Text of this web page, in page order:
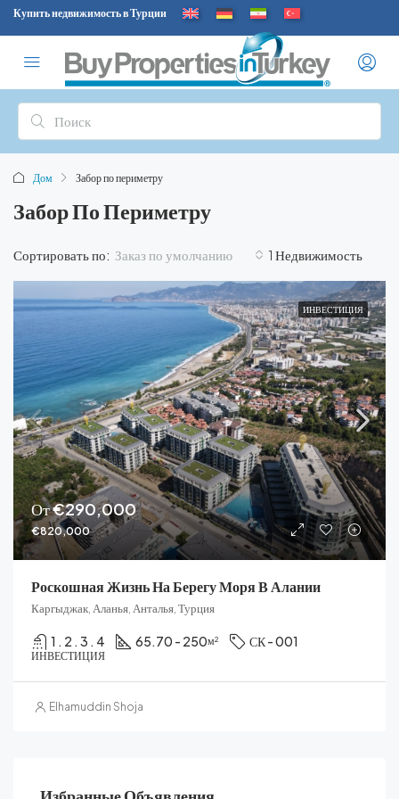
Купить недвижимость в Турции
Дом Забор по периметру
Забор По Периметру
1 Недвижимость
Сортировать по: Заказ по умолчанию
ИНВЕСТИЦИЯ
От€290,000
€820,000
Роскошная Жизнь На Берегу Моря В Алании
Каргыджак, Аланья, Анталья, Турция
1 . 2 . 3 . 4 65.70 - 250м² СК - 001
ИНВЕСТИЦИЯ
Elhamuddin Shoja